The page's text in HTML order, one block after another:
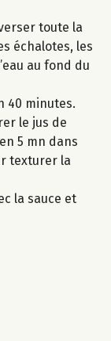
toute la
échalotes, les
au fond du
40 minutes.
le jus de
5 mn dans
texturer la
la sauce et